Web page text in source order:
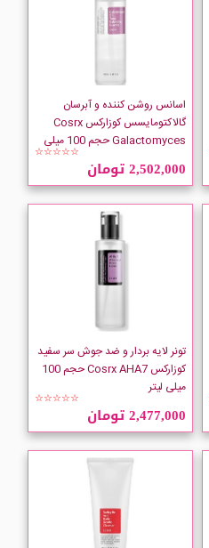
اسانس روشن کننده و آبرسان
گالاکتومایسس کوزارکس Cosrx
Galactomyces حجم 100 میلی
☆☆☆☆☆
2,502,000 تومان
تونر لایه بردار و ضد جوش سر سفید
کوزارکس Cosrx AHA7 حجم 100
میلی لیتر
☆☆☆☆☆
2,477,000 تومان